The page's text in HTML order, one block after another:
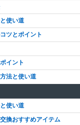
使い道
ツとポイント
イント
法と使い道
使い道
換おすすめアイテム